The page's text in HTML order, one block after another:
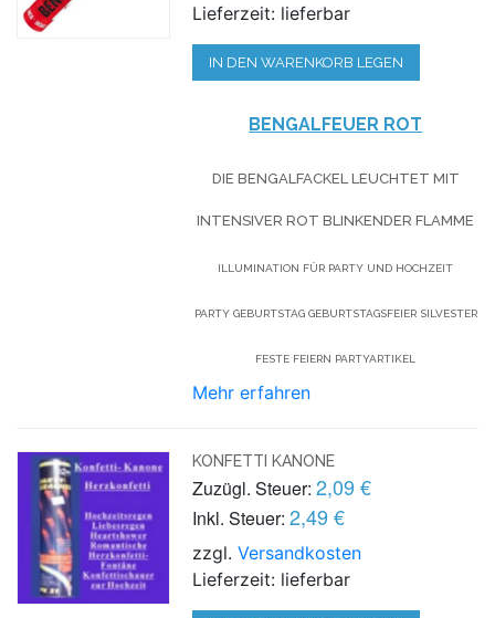
Lieferzeit: lieferbar
IN DEN WARENKORB LEGEN
BENGALFEUER ROT
DIE BENGALFACKEL LEUCHTET MIT
INTENSIVER ROT BLINKENDER FLAMME
ILLUMINATION FÜR PARTY UND HOCHZEIT
PARTY GEBURTSTAG GEBURTSTAGSFEIER SILVESTER
FESTE FEIERN PARTYARTIKEL
Mehr erfahren
KONFETTI KANONE
Zuzügl. Steuer: 2,09 €
Inkl. Steuer: 2,49 €
zzgl.Versandkosten
Lieferzeit: lieferbar